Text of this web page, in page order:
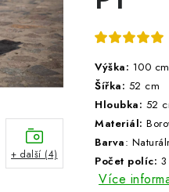
Výška: 100 cm
Šířka: 52 cm
Hloubka: 52
Materiál:
Barva:
Počet políc: 3
Více
+ další (4)